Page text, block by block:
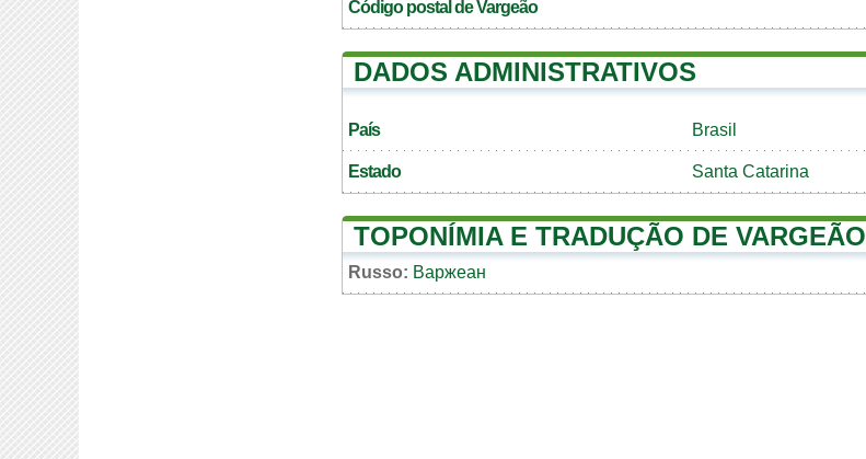
Código postal de Vargeão
DADOS ADMINISTRATIVOS
País Brasil
Estado Santa Catarina
TOPONÍMIA E TRADUÇÃO DE VARGEÃO
Russo: Варжеан